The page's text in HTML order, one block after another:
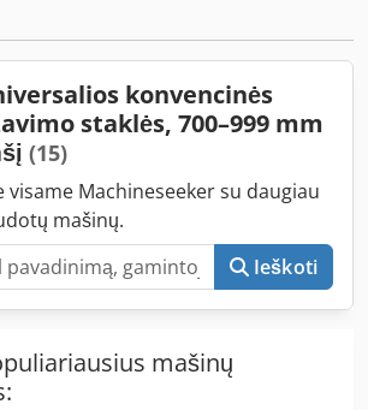
konvencinės
staklės, 700–999 mm
(15)
visame Machineseeker su daugiau
mašinų.
Ieškoti
mašinų